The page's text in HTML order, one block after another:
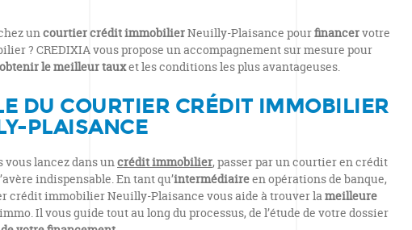
uncourtier crédit immobilierNeuilly-Plaisance pourfinancervotre
? CREDIXIA vous propose un accompagnement sur mesure pour
obtenir le meilleur tauxet les conditions les plus avantageuses.
DU COURTIER CRÉDIT IMMOBILIER
PLAISANCE
vous lancez dans uncrédit immobilier, passer par un courtier en crédit
indispensable. En tant qu’intermédiaireen opérations de banque,
crédit immobilier Neuilly-Plaisance vous aide à trouver lameilleure
immo. Il vous guide tout au long du processus, de l’étude de votre dossier